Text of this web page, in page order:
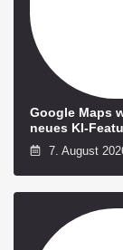
Google Maps
neues KI-
7. August